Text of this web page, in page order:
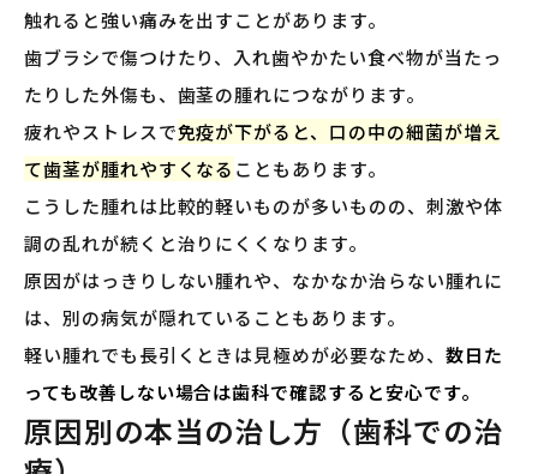
触れると強い痛みを出すことがあります。
歯ブラシで傷つけたり、入れ歯やかたい食べ物が当たっ
たりした外傷も、歯茎の腫れにつながります。
疲れやストレスで免疫が下がると、口の中の細菌が増え
て歯茎が腫れやすくなる こともあります。
こうした腫れは比較的軽いものが多いものの、刺激や体
調の乱れが続くと治りにくくなります。
原因がはっきりしない腫れや、なかなか治らない腫れに
は、別の病気が隠れていることもあります。
軽い腫れでも長引くときは見極めが必要なため、 数日た
っても改善しない場合は歯科で確認すると安心です。
原因別の本当の治し方（歯科での治